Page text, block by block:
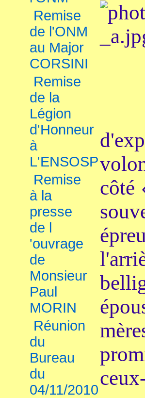
Remise
de l'ONM
au Major
CORSINI
Remise
de la
Légion
d'Honneur
à
L'ENSOSP
Remise
à la
presse
de l
'ouvrage
de
Monsieur
Paul
MORIN
Réunion
du
Bureau
du
04/11/2010
d'
côté